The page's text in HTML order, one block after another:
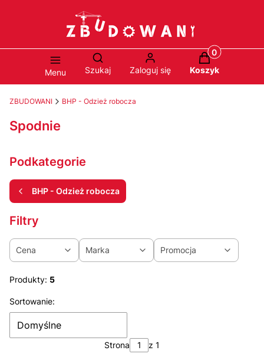
Menu
Otwórz wyszukiwarkę
Szukaj Zaloguj się
Produkty w
Koszyk
ZBUDOWANI BHP - Odzież robocza
Spodnie
Podkategorie
BHP - Odzież robocza
Filtry
Cena Marka Promocja
Koniec filtrów
Produkty: 5
Lista produktów
Sortowanie:
Domyślne
Strona z 1